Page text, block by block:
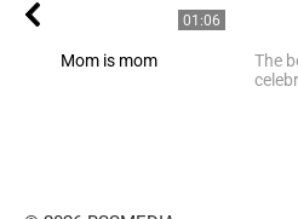
01:06
Mom is mom
The